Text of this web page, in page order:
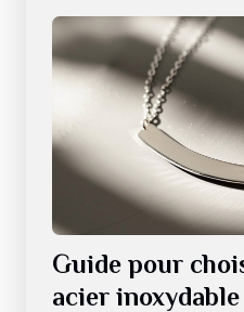
Guide pour
acier